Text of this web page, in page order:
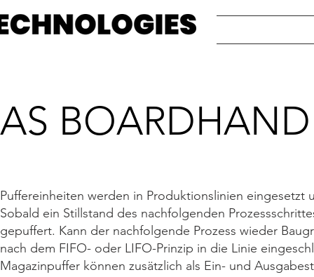
AS
Puffereinheiten werden in Produktionslinien
Sobald ein Stillstand des nachfolgenden
gepuffert. Kann der nachfolgende Prozess wieder
nach dem FIFO- oder LIFO-Prinzip in die Linie
Magazinpuffer können zusätzlich als Ein- und